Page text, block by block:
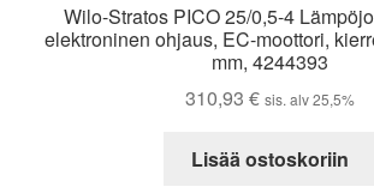
Wilo-Stratos PICO 25/0,5-4
elektroninen ohjaus, EC-moottori,
mm, 4244393
310,93 € sis. alv 25,5%
Lisää ostoskoriin